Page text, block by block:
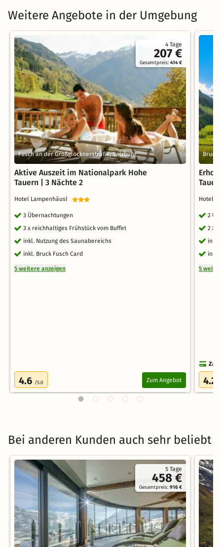
Weitere Angebote in der Umgebung
4 Tage
207 €
Gesamtpreis:414 €
Fusch an der Großglocknerstraße, Salzburg
Aktive Auszeit im Nationalpark Hohe
Tauern | 3 Nächte 2
Hotel Lampenhäusl
3 Übernachtungen
3 x reichhaltiges Frühstück vom Buffet
inkl. Nutzung des Saunabereichs
inkl. Bruck Fusch Card
5 weitere anzeigen
4.6 /5.0 Zum Angebot
Bruck
Hotel
2
2 x
inkl.
inkl.
5
4.2
Bei anderen Kunden auch sehr beliebt
5 Tage
458 €
Gesamtpreis:916 €